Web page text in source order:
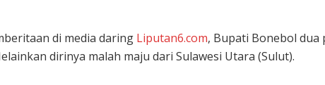
di media daring Liputan6.com, Bupati Bonebol
dirinya malah maju dari Sulawesi Utara (Sulut).